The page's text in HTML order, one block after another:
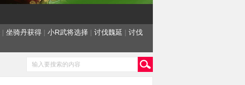
| 坐骑丹获得 | 小R武将选择 | 讨伐魏延 | 讨伐